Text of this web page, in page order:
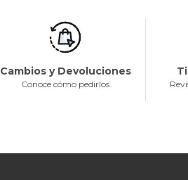
Cambios y Devoluciones
Conoce cómo pedirlos